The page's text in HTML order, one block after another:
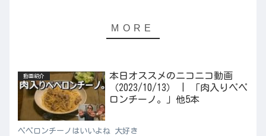
動画紹介
本日オススメのニコニコ動画
（2023/10/13） | 「肉入りペペ
ロンチーノ。」他5本
ペペロンチーノはいいよね 大好き